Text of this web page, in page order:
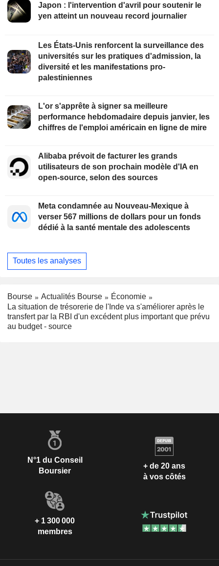
Japon : l'intervention d'avril pour soutenir le
yen atteint un nouveau record journalier
Les États-Unis renforcent la surveillance des
universités sur les pratiques d'admission, la
diversité et les manifestations pro-
palestiniennes
L'or s'apprête à signer sa meilleure
performance hebdomadaire depuis janvier, les
chiffres de l'emploi américain en ligne de mire
Alibaba prévoit de facturer les grands
utilisateurs de son prochain modèle d'IA en
open-source, selon des sources
Meta condamnée au Nouveau-Mexique à
verser 567 millions de dollars pour un fonds
dédié à la santé mentale des adolescents
Toutes les analyses
Bourse Actualités Bourse
Économie
La situation de trésorerie de l'Inde va s'améliorer après le
transfert par la RBI d'un excédent plus important que prévu
au budget - source
N°1 du Conseil
Boursier
+ de 20 ans
à vos côtés
+ 1 300 000
membres